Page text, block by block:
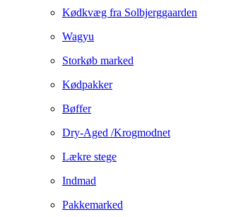
Kødkvæg fra Solbjerggaarden
Wagyu
Storkøb marked
Kødpakker
Bøffer
Dry-Aged /Krogmodnet
Lækre stege
Indmad
Pakkemarked